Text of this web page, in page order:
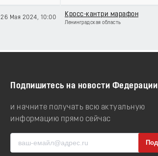
26 Мая 2024, 10:00 Кросс-кантри марафон
Ленинградская область
Подпишитесь на новости Федерации
и начните получать всю актуальную
информацию прямо сейчас